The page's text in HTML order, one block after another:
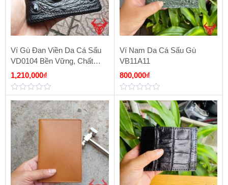
Ví Gù Đan Viền Da Cá Sấu
VD0104 Bền Vững, Chất
Lượng
1,210,000₫
0
out
of
5
Ví Nam Da Cá Sấu Gù
VB11A11
800,000₫
0
out
of
5